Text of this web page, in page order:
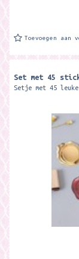
Toevoegen
Set met 45
Setje met 45